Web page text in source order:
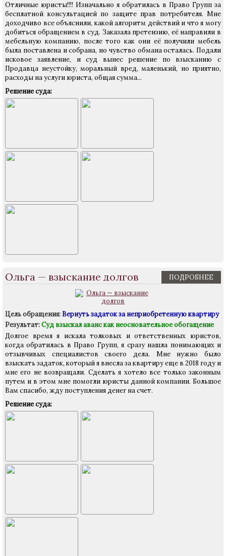
Отличные юристы!!!! Изначально я обратилась в Право Групп за
бесплатной консультацией по защите прав потребителя. Мне
доходчиво все объяснили, какой алгоритм действий и что я могу
добиться обращением в суд. Заказала претензию, её направили в
мебельную компанию, после того как они её получили мебель
была поставлена и собрана, но чувство обмана осталась. Подали
исковое заявление, и суд вынес решение по взысканию с
Продавца неустойку, моральный вред, маленький, но приятно,
расходы на услуги юриста, общая сумма...
Решение суда:
Ольга — взыскание долгов ПОДРОБНЕЕ
Цель обращения:Вернуть задаток за неприобретенную квартиру
Результат:Суд взыскал аванс как неосновательное обогащение
Долгое время я искала толковых и ответственных юристов,
когда обратилась в Право Групп, я сразу нашла понимающих и
отзывчивых специалистов своего дела. Мне нужно было
взыскать задаток, который я внесла за квартиру еще в 2018 году и
мне его не возвращали. Сделать я хотело все только законным
путем и в этом мне помогли юристы данной компании. Большое
Вам спасибо, жду поступления денег на счет.
Решение суда: